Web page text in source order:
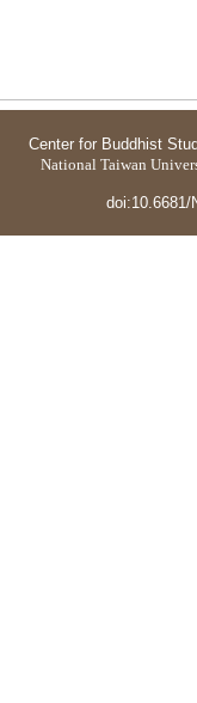
Center for Buddhist
National Taiwan
doi:10.6681/